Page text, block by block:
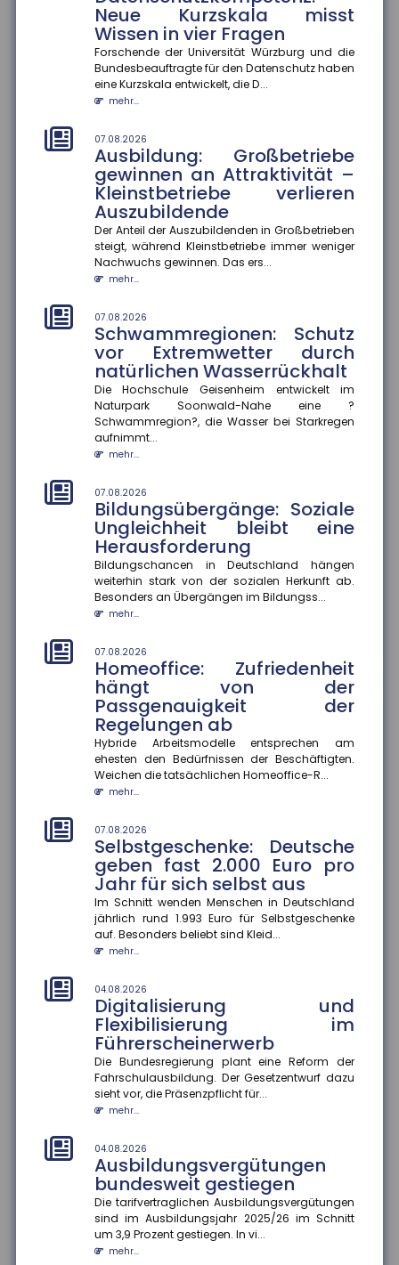
Neue Kurzskala misst
Wissen in vier Fragen
Forschende der Universität Würzburg und die
Bundesbeauftragte für den Datenschutz haben
eine Kurzskala entwickelt, die D...
mehr...
07.08.2026
Ausbildung: Großbetriebe
gewinnen an Attraktivität –
Kleinstbetriebe verlieren
Auszubildende
Der Anteil der Auszubildenden in Großbetrieben
steigt, während Kleinstbetriebe immer weniger
Nachwuchs gewinnen. Das ers...
mehr...
07.08.2026
Schwammregionen: Schutz
vor Extremwetter durch
natürlichen Wasserrückhalt
Die Hochschule Geisenheim entwickelt im
Naturpark Soonwald-Nahe eine ?
Schwammregion?, die Wasser bei Starkregen
aufnimmt...
mehr...
07.08.2026
Bildungsübergänge: Soziale
Ungleichheit bleibt eine
Herausforderung
Bildungschancen in Deutschland hängen
weiterhin stark von der sozialen Herkunft ab.
Besonders an Übergängen im Bildungss...
mehr...
07.08.2026
Homeoffice: Zufriedenheit
hängt von der
Passgenauigkeit der
Regelungen ab
Hybride Arbeitsmodelle entsprechen am
ehesten den Bedürfnissen der Beschäftigten.
Weichen die tatsächlichen Homeoffice-R...
mehr...
07.08.2026
Selbstgeschenke: Deutsche
geben fast 2.000 Euro pro
Jahr für sich selbst aus
Im Schnitt wenden Menschen in Deutschland
jährlich rund 1.993 Euro für Selbstgeschenke
auf. Besonders beliebt sind Kleid...
mehr...
04.08.2026
Digitalisierung und
Flexibilisierung im
Führerscheinerwerb
Die Bundesregierung plant eine Reform der
Fahrschulausbildung. Der Gesetzentwurf dazu
sieht vor, die Präsenzpflicht für...
mehr...
04.08.2026
Ausbildungsvergütungen
bundesweit gestiegen
Die tarifvertraglichen Ausbildungsvergütungen
sind im Ausbildungsjahr 2025/26 im Schnitt
um 3,9 Prozent gestiegen. In vi...
mehr...
Die Hochschule Geisenheim entwickelt im Naturpark
Soonwald-Nahe eine ?Schwammregion?, die
Wasser bei Starkregen aufnimmt...
mehr...
07.08.2026
Bildungsübergänge: Soziale
Herausforderung
Bildungschancen in Deutschland hängen weiterhin
stark von der sozialen Herkunft ab. Besonders an
Übergängen im Bildungss...
mehr...
07.08.2026
Homeoffice: Zufriedenheit
hängt von der Passgenauigkeit
Hybride Arbeitsmodelle entsprechen am ehesten den
Bedürfnissen der Beschäftigten. Weichen die
tatsächlichen Homeoffice-R...
mehr...
07.08.2026
Selbstgeschenke: Deutsche
geben fast 2.000 Euro pro Jahr
für sich selbst aus
rund 1.993 Euro für Selbstgeschenke auf. Besonders
beliebt sind Kleid...
mehr...
04.08.2026
Digitalisierung und
Flexibilisierung im
Führerscheinerwerb
Fahrschulausbildung. Der Gesetzentwurf dazu sieht
vor, die Präsenzpflicht für...
mehr...
04.08.2026
Ausbildungsvergütungen
bundesweit gestiegen
Die tarifvertraglichen Ausbildungsvergütungen sind
im Ausbildungsjahr 2025/26 im Schnitt um 3,9
mehr...
04.08.2026
Hitzeschutz als Bildungsfaktor
Klimaanlagen zu Hause verbessern Schulerfolge ?
aber nicht für alle. Die Verfügbarkeit von
Klimaanlagen in Wohnungen be...
mehr...
04.08.2026
Rentenzahlbeträge variieren
stark zwischen Bundesländern
und Geschlechtern
Die durchschnittlichen Rentenzahlbeträge bei neu
zugegangenen Altersrenten betrugen 2025 für
Männer 1.415 Euro und für F...
mehr...
04.08.2026
Wirtschaftliche Lage der KMU:
Umsatz und Gewinn steigen,
Investitionen bleiben zurück
Die wirtschaftliche Situation kleiner und mittlerer
Unternehmen hat sich im zweiten Quartal 2026
deutlich verbessert. In...